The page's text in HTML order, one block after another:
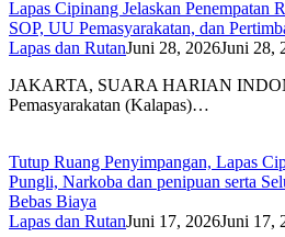
Lapas Cipinang Jelaskan Penempatan
SOP, UU Pemasyarakatan, dan
Lapas dan RutanJuni 28, 2026Juni 28,
JAKARTA, SUARA HARIAN
Pemasyarakatan (Kalapas)…
Tutup Ruang Penyimpangan, Lapas
Pungli, Narkoba dan penipuan serta
Bebas Biaya
Lapas dan RutanJuni 17, 2026Juni 17,